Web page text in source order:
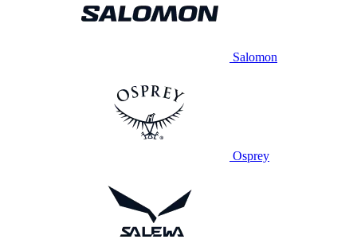
Salomon
Osprey